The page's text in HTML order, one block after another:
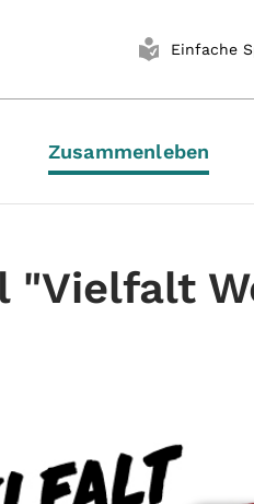
Einfache
Zusammenleben
"Vielfalt